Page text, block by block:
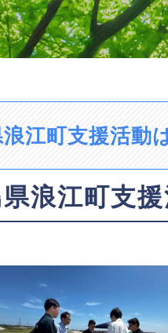
江町支援活動
浪江町支